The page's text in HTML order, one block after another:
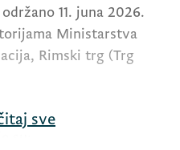
11. juna 2026.
Ministarstva
Rimski trg (Trg
sve